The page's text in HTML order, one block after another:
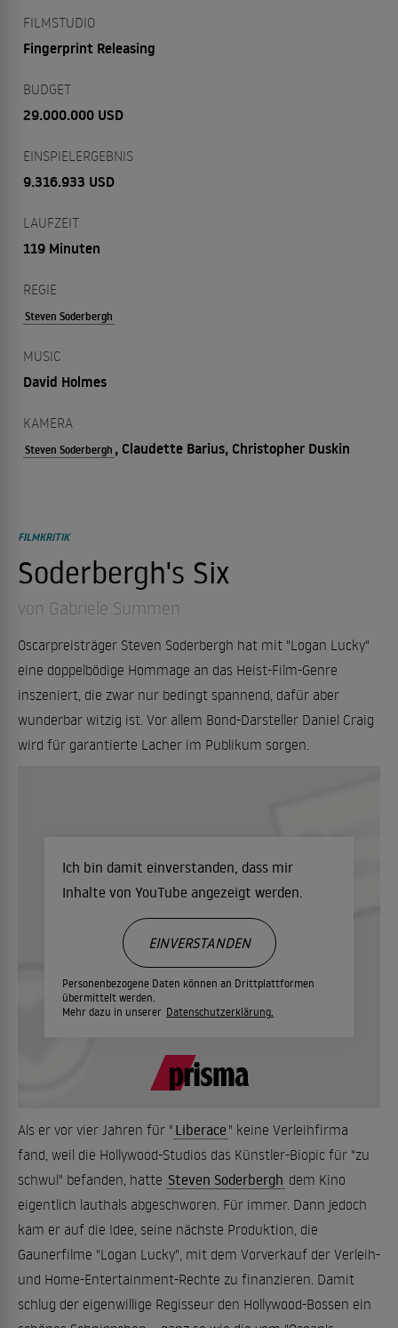
FILMSTUDIO
Fingerprint Releasing
BUDGET
29.000.000 USD
EINSPIELERGEBNIS
9.316.933 USD
LAUFZEIT
119 Minuten
REGIE
Steven Soderbergh
MUSIC
David Holmes
KAMERA
Steven Soderbergh , Claudette Barius, Christopher Duskin
FILMKRITIK
Soderbergh's Six
von Gabriele Summen
Oscarpreisträger Steven Soderbergh hat mit "Logan Lucky"
eine doppelbödige Hommage an das Heist-Film-Genre
inszeniert, die zwar nur bedingt spannend, dafür aber
wunderbar witzig ist. Vor allem Bond-Darsteller Daniel Craig
wird für garantierte Lacher im Publikum sorgen.
Ich bin damit einverstanden, dass mir
Inhalte von YouTube angezeigt werden.
Personenbezogene Daten können an Drittplattformen
übermittelt werden.
Mehr dazu in unserer Datenschutzerklärung.
EINVERSTANDEN
Als er vor vier Jahren für " Liberace " keine Verleihfirma
fand, weil die Hollywood-Studios das Künstler-Biopic für "zu
schwul" befanden, hatte Steven Soderbergh dem Kino
eigentlich lauthals abgeschworen. Für immer. Dann jedoch
kam er auf die Idee, seine nächste Produktion, die
Gaunerfilme "Logan Lucky", mit dem Vorverkauf der Verleih-
und Home-Entertainment-Rechte zu finanzieren. Damit
schlug der eigenwillige Regisseur den Hollywood-Bossen ein